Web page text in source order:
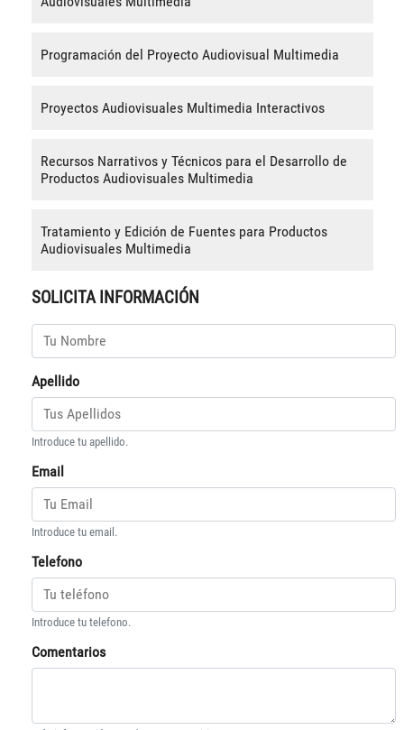
Programación del Proyecto Audiovisual Multimedia
Proyectos Audiovisuales Multimedia Interactivos
Recursos Narrativos y Técnicos para el Desarrollo de
Productos Audiovisuales Multimedia
Tratamiento y Edición de Fuentes para Productos
Audiovisuales Multimedia
SOLICITA INFORMACIÓN
Apellido
Introduce tu apellido.
Email
Introduce tu email.
Telefono
Introduce tu telefono.
Comentarios